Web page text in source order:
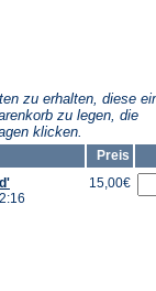
zu erhalten, diese
zu legen, die
klicken.
Preis
15,00€